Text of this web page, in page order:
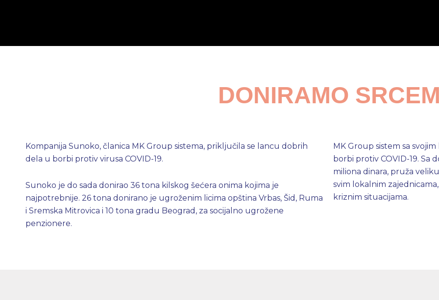
DONIRAMO
Kompanija Sunoko, članica MK Group sistema, priključila se lancu dobrih
dela u borbi protiv virusa COVID-19.
Sunoko je do sada donirao 36 tona kilskog šećera onima kojima je
najpotrebnije. 26 tona donirano je ugroženim licima opština Vrbas, Šid, Ruma
i Sremska Mitrovica i 10 tona gradu Beograd, za socijalno ugrožene
penzionere.
MK Group sistem sa
borbi protiv COVID-19. Sa
miliona dinara, pruža
svim lokalnim
kriznim situacijama.